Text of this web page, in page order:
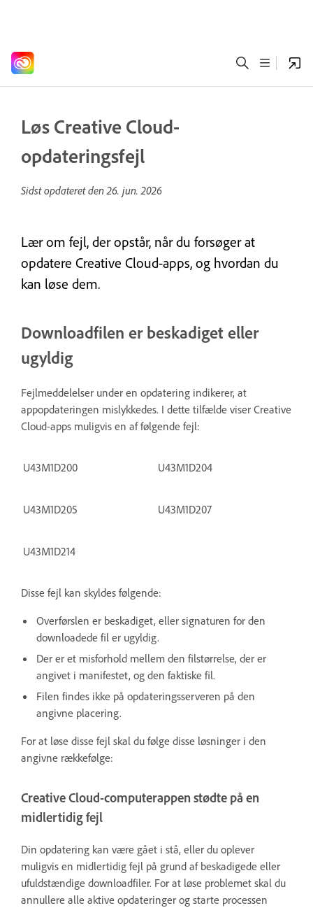
Løs Creative Cloud-
opdateringsfejl
Sidst opdateret den26. jun. 2026
Lær om fejl, der opstår, når du forsøger at
opdatere Creative Cloud-apps, og hvordan du
kan løse dem.
Downloadfilen er beskadiget eller
ugyldig
Fejlmeddelelser under en opdatering indikerer, at
appopdateringen mislykkedes. I dette tilfælde viser Creative
Cloud-apps muligvis en af følgende fejl:
U43M1D200 U43M1D204
U43M1D205 U43M1D207
U43M1D214
Disse fejl kan skyldes følgende:
Overførslen er beskadiget, eller signaturen for den
downloadede fil er ugyldig.
Der er et misforhold mellem den filstørrelse, der er
angivet i manifestet, og den faktiske fil.
Filen findes ikke på opdateringsserveren på den
angivne placering.
For at løse disse fejl skal du følge disse løsninger i den
angivne rækkefølge:
Creative Cloud-computerappen stødte på en
midlertidig fejl
Din opdatering kan være gået i stå, eller du oplever
muligvis en midlertidig fejl på grund af beskadigede eller
ufuldstændige downloadfiler. For at løse problemet skal du
annullere alle aktive opdateringer og starte processen